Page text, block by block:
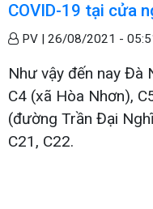
COVID-19 tại cửa
PV | 26/08/2021 -
Như vậy đến nay Đà
C4 (xã Hòa Nhơn),
(đường Trần Đại
C21, C22.